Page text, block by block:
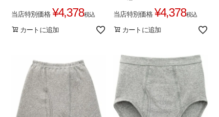
当店特別価格 ¥4,378税込
カートに追加
当店特別価格 ¥4,378税込
カートに追加